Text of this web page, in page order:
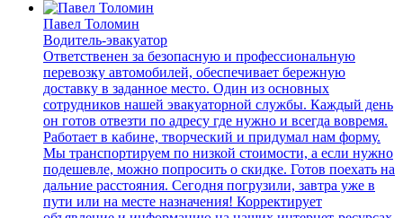
Павел Толомин
Водитель-эвакуатор
Ответственен за безопасную и профессиональную
перевозку автомобилей, обеспечивает бережную
доставку в заданное место. Один из основных
сотрудников нашей эвакуаторной службы. Каждый день
он готов отвезти по адресу где нужно и всегда вовремя.
Работает в кабине, творческий и придумал нам форму.
Мы транспортируем по низкой стоимости, а если нужно
подешевле, можно попросить о скидке. Готов поехать на
дальние расстояния. Сегодня погрузили, завтра уже в
пути или на месте назначения! Корректирует